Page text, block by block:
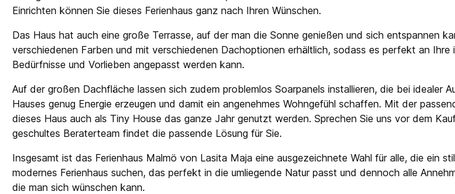
Einrichten können Sie dieses Ferienhaus ganz nach Ihren Wünschen.
Das Haus hat auch eine große Terrasse, auf der man die Sonne genießen und sich entspannen
verschiedenen Farben und mit verschiedenen Dachoptionen erhältlich, sodass es perfekt an Ihre
Bedürfnisse und Vorlieben angepasst werden kann.
Auf der großen Dachfläche lassen sich zudem problemlos Soarpanels installieren, die bei idealer
Hauses genug Energie erzeugen und damit ein angenehmes Wohngefühl schaffen. Mit der
dieses Haus auch als Tiny House das ganze Jahr genutzt werden. Sprechen Sie uns vor dem
geschultes Beraterteam findet die passende Lösung für Sie.
Insgesamt ist das Ferienhaus Malmö von Lasita Maja eine ausgezeichnete Wahl für alle, die ein
modernes Ferienhaus suchen, das perfekt in die umliegende Natur passt und dennoch alle
die man sich wünschen kann.